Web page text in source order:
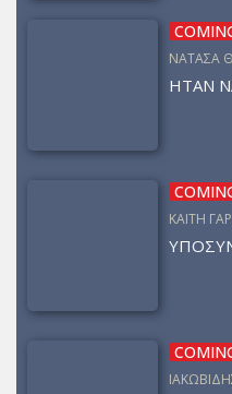
ΝΑΤΑΣΑ
ΗΤΑΝ
ΚΑΙΤΗ